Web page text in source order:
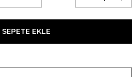
SEPETE EKLE